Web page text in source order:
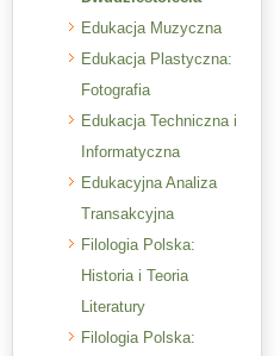
Edukacja Muzyczna
Edukacja Plastyczna:
Fotografia
Edukacja Techniczna i
Informatyczna
Edukacyjna Analiza
Transakcyjna
Filologia Polska:
Historia i Teoria
Literatury
Filologia Polska: